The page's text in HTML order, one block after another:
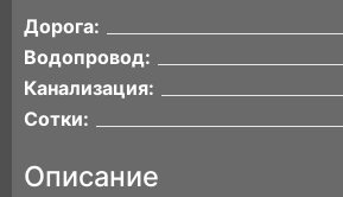
Дорога:
Водопровод:
Канализация:
Сотки:
Описание